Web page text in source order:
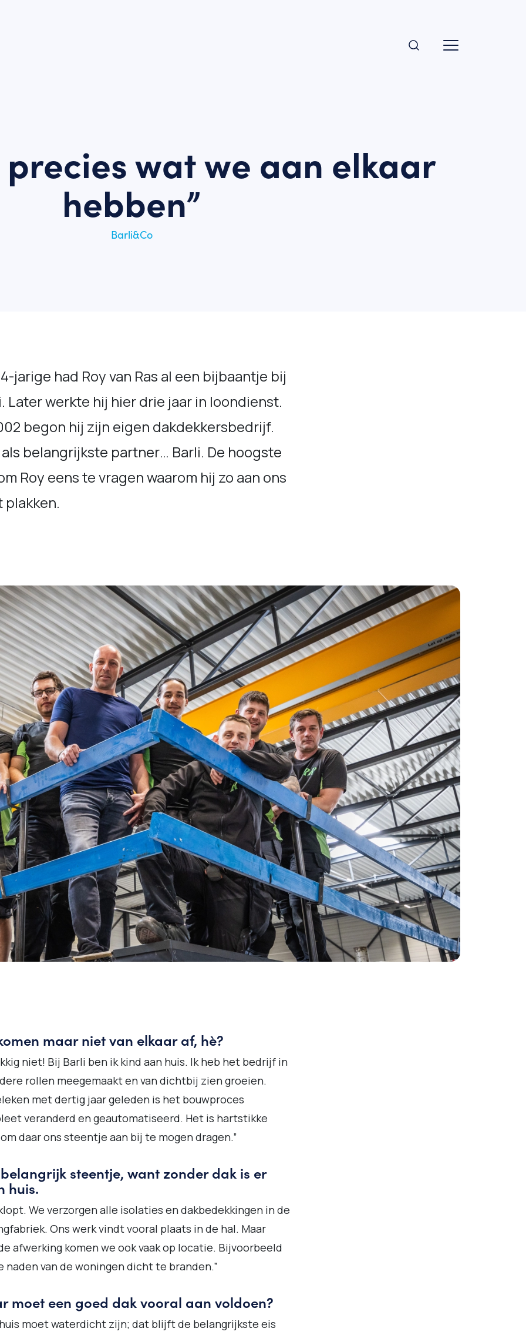
precies wat we aan elkaar
hebben”
Barli&Co
jarige had Roy van Ras al een bijbaantje bij
Later werkte hij hier drie jaar in loondienst.
begon hij zijn eigen dakdekkersbedrijf.
belangrijkste partner… Barli. De hoogste
Roy eens te vragen waarom hij zo aan ons
maar niet van elkaar af, hè?
niet! Bij Barli ben ik kind aan huis. Ik heb het bedrijf in
rollen meegemaakt en van dichtbij zien groeien.
met dertig jaar geleden is het bouwproces
veranderd en geautomatiseerd. Het is hartstikke
daar ons steentje aan bij te mogen dragen.”
steentje, want zonder dak is er
huis.
We verzorgen alle isolaties en dakbedekkingen in de
Ons werk vindt vooral plaats in de hal. Maar
afwerking komen we ook vaak op locatie. Bijvoorbeeld
naden van de woningen dicht te branden.”
moet een goed dak vooral aan voldoen?
moet waterdicht zijn; dat blijft de belangrijkste eis